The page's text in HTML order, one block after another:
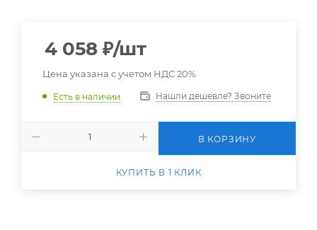
4 058 ₽/шт
Цена указана с учетом НДС 20%
Есть в наличии Нашли дешевле? Звоните
В КОРЗИНУ
КУПИТЬ В 1 КЛИК